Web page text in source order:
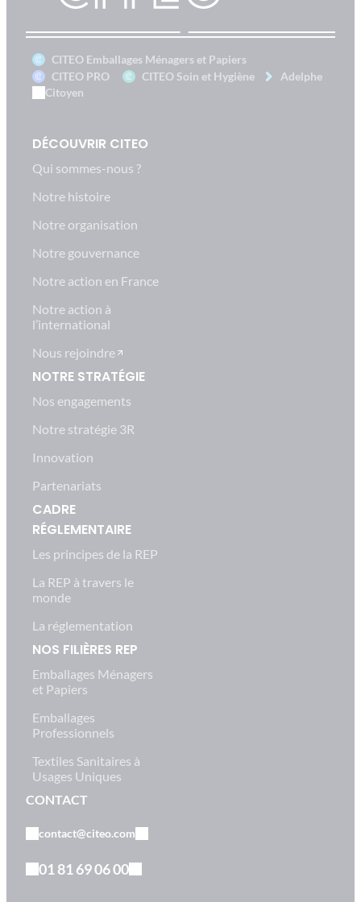
CITEO Emballages Ménagers et Papiers
CITEO PRO
CITEO Soin et Hygiène
Adelphe
Citoyen
DÉCOUVRIR CITEO
Qui sommes-nous ?
Notre histoire
Notre organisation
Notre gouvernance
Notre action en France
Notre action à
l’international
Nous rejoindre
NOTRE STRATÉGIE
Nos engagements
Notre stratégie 3R
Innovation
Partenariats
CADRE
RÉGLEMENTAIRE
Les principes de la REP
La REP à travers le
monde
La réglementation
NOS FILIÈRES REP
Emballages Ménagers
et Papiers
Emballages
Professionnels
Textiles Sanitaires à
Usages Uniques
CONTACT
contact@citeo.com
01 81 69 06 00